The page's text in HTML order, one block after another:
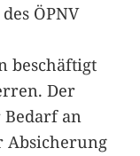
ÖPNV
beschäftigt
Der
an
Absicherung